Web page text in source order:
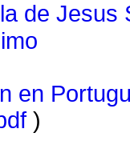
de Jesus
en
)